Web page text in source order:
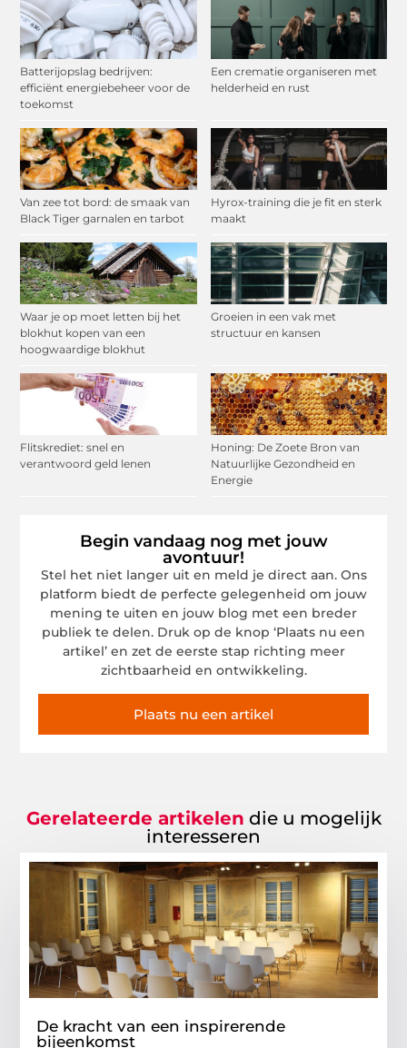
Batterijopslag bedrijven:
efficiënt energiebeheer voor de
toekomst
Een crematie organiseren met
helderheid en rust
Van zee tot bord: de smaak van
Black Tiger garnalen en tarbot
Hyrox-training die je fit en sterk
maakt
Waar je op moet letten bij het
blokhut kopen van een
hoogwaardige blokhut
Groeien in een vak met
structuur en kansen
Flitskrediet: snel en
verantwoord geld lenen
Honing: De Zoete Bron van
Natuurlijke Gezondheid en
Energie
Begin vandaag nog met jouw
avontuur!
Stel het niet langer uit en meld je direct aan. Ons
platform biedt de perfecte gelegenheid om jouw
mening te uiten en jouw blog met een breder
publiek te delen. Druk op de knop ‘Plaats nu een
artikel’ en zet de eerste stap richting meer
zichtbaarheid en ontwikkeling.
Plaats nu een artikel
Gerelateerde artikelen die u mogelijk
interesseren
De kracht van een inspirerende
bijeenkomst